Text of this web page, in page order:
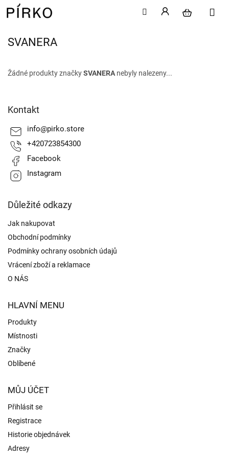
PřejítSVANERA
Žádné produkty značkySVANERA nebyly nalezeny...
Kontakt
info@pirko.store
+420723854300
Facebook
Instagram
Důležité odkazy
Jak nakupovat
Obchodní podmínky
Podmínky ochrany osobních údajů
Vrácení zboží a reklamace
O NÁS
HLAVNÍ MENU
Produkty
Místnosti
Značky
Oblíbené
MŮJ ÚČET
Přihlásit se
Registrace
Historie objednávek
Adresy